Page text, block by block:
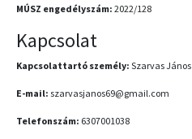
MÚSZ engedélyszám: 2022/128
Kapcsolat
Kapcsolattartó személy: Szarvas János
E-mail: szarvasjanos69@gmail.com
Telefonszám: 6307001038